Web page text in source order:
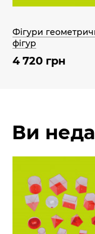
Фігури
фігур
4 720 грн
Ви